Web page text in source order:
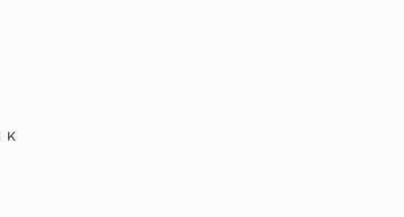
к